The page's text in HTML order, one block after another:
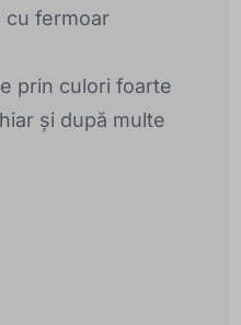
cu fermoar
prin culori foarte
și după multe